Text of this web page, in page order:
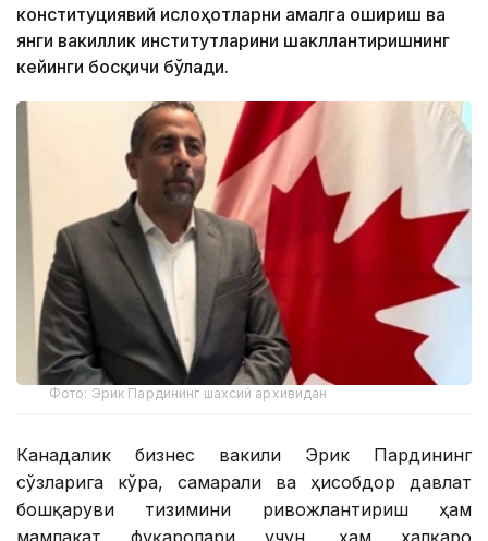
конституциявий ислоҳотларни амалга ошириш ва
янги вакиллик институтларини шакллантиришнинг
кейинги босқичи бўлади.
Фото: Эрик Пардининг шахсий архивидан
Канадалик бизнес вакили Эрик Пардининг
сўзларига кўра, самарали ва ҳисобдор давлат
бошқаруви тизимини ривожлантириш ҳам